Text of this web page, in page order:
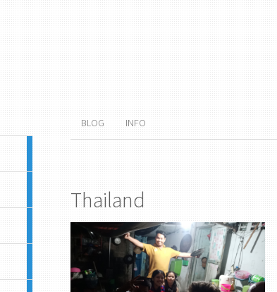
BLOG INFO
Thailand